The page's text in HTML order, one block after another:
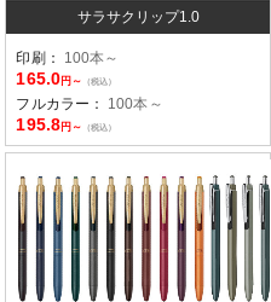
サラサクリップ1.0
印刷： 100本～
165.0円～ （税込）
フルカラー： 100本～
195.8円～ （税込）